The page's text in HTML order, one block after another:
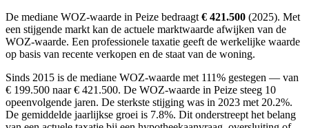
De mediane WOZ-waarde in Peize bedraagt € 421.500 (2025). Met
een stijgende markt kan de actuele marktwaarde afwijken van de
WOZ-waarde. Een professionele taxatie geeft de werkelijke waarde
op basis van recente verkopen en de staat van de woning.
Sinds 2015 is de mediane WOZ-waarde met 111% gestegen — van
€ 199.500 naar € 421.500. De WOZ-waarde in Peize steeg 10
opeenvolgende jaren. De sterkste stijging was in 2023 met 20.2%.
De gemiddelde jaarlijkse groei is 7.8%. Dit onderstreept het belang